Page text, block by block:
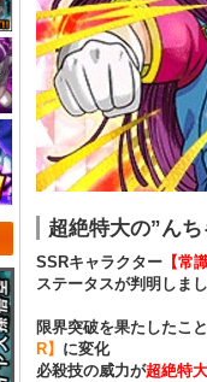
超絶特大の”んち
SSRキャラクター 【常
ステータスが判明しまし
限界突破を果たしたこ
R】 に変化
必殺技の威力が超絶特大